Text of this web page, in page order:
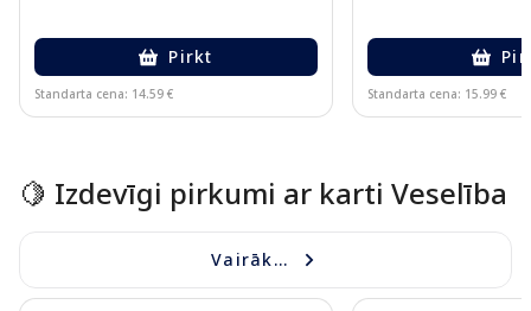
Pirkt
Standarta cena: 14.59 € Standarta cena: 15.99 €
🍋 Izdevīgi pirkumi ar karti Veselība
Vairāk...